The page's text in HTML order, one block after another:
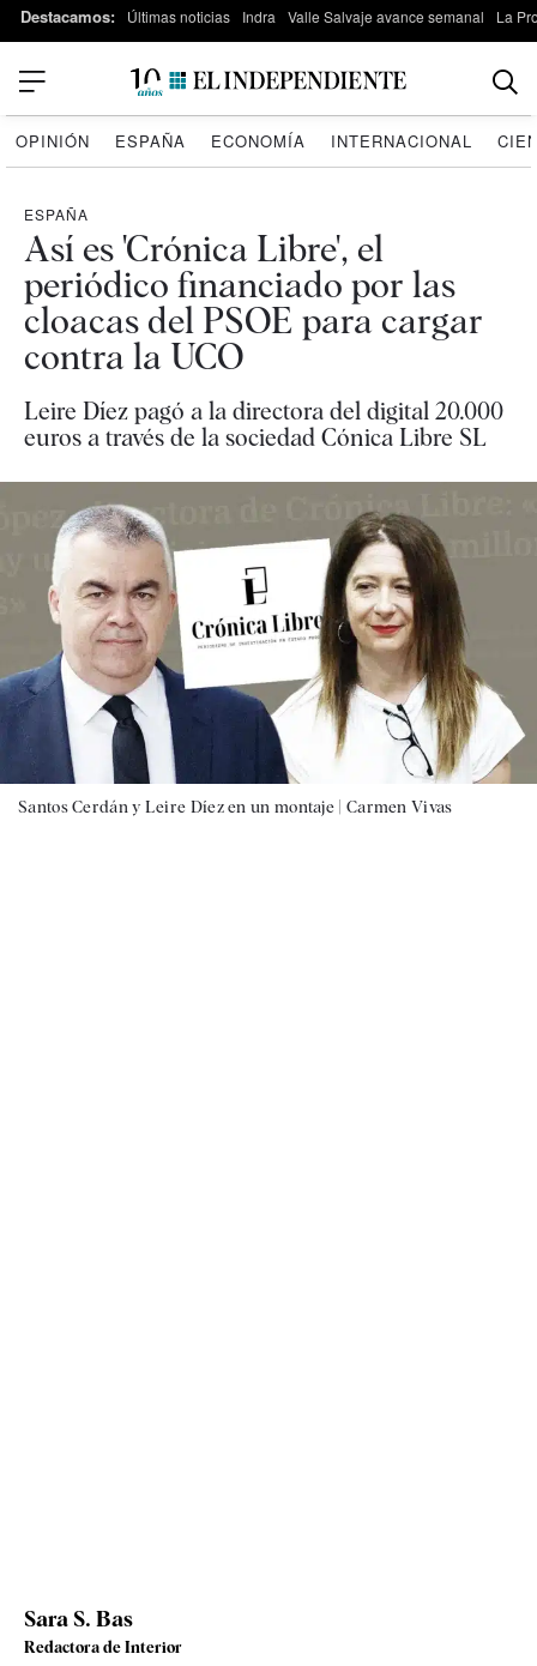
Destacamos: Últimas noticias Indra Valle Salvaje avance semanal La
OPINIÓN ESPAÑA ECONOMÍA INTERNACIONAL
ESPAÑA
Así es 'Crónica Libre', el
periódico financiado por las
cloacas del PSOE para cargar
contra la UCO
Leire Díez pagó a la directora del digital 20.000
euros a través de la sociedad Cónica Libre SL
Santos Cerdán y Leire Díez en un montaje | Carmen Vivas
Sara S. Bas
Redactora de Interior